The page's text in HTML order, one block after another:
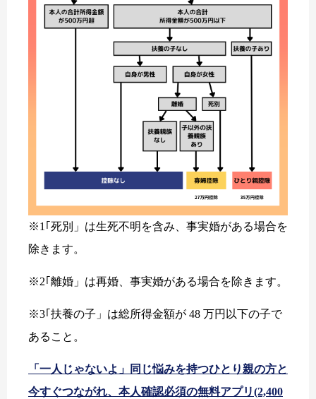
※1｢死別」は生死不明を含み、事実婚がある場合を
除きます。
※2｢離婚」は再婚、事実婚がある場合を除きます。
※3｢扶養の子」は総所得金額が 48 万円以下の子で
あること。
「一人じゃないよ」同じ悩みを持つひとり親の方と
今すぐつながれ、本人確認必須の無料アプリ(2,400